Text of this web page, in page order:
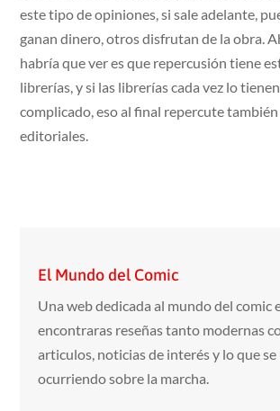
este tipo de opiniones, si sale adelante,
ganan dinero, otros disfrutan de la obra.
habría que ver es que repercusión tiene
librerías, y si las librerías cada vez lo
complicado, eso al final repercute también
editoriales.
El Mundo del Comic
Una web dedicada al mundo del comic
encontraras reseñas tanto modernas
articulos, noticias de interés y lo que se
ocurriendo sobre la marcha.